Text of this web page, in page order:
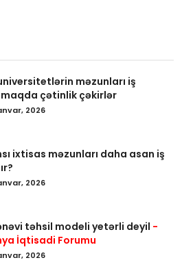
məzunları iş
çətinlik çəkirlər
2026
ixtisas məzunları daha asan iş
2026
təhsil modeli yetərli deyil -
İqtisadi Forumu
2026